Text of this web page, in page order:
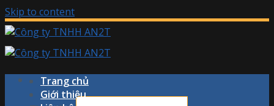
Skip to content
Trang chủ
Giới thiệu